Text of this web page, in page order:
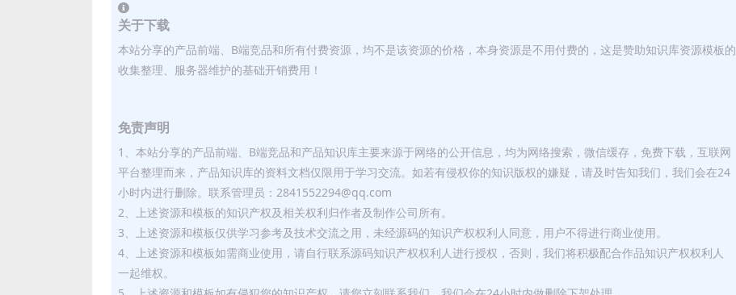
关于下载
本站分享的产品前端、B端竞品和所有付费资源，均不是该资源的价格，本身资源是不用付费的，这是赞助知识库资源模板的
收集整理、服务器维护的基础开销费用！
免责声明
1、本站分享的产品前端、B端竞品和产品知识库主要来源于网络的公开信息，均为网络搜索，微信缓存，免费下载，互联网
平台整理而来，产品知识库的资料文档仅限用于学习交流。如若有侵权你的知识版权的嫌疑，请及时告知我们，我们会在24
小时内进行删除。联系管理员：2841552294@qq.com
2、上述资源和模板的知识产权及相关权利归作者及制作公司所有。
3、上述资源和模板仅供学习参考及技术交流之用，未经源码的知识产权权利人同意，用户不得进行商业使用。
4、上述资源和模板如需商业使用，请自行联系源码知识产权权利人进行授权，否则，我们将积极配合作品知识产权权利人
一起维权。